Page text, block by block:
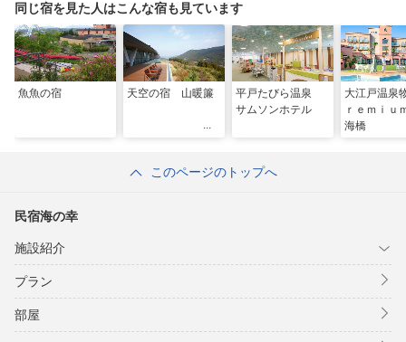
同じ宿を見た人はこんな宿も見ています
魚魚の宿 天空の宿 山暖簾
平戸たびら温泉
サムソンホテル
大江戸温泉
ｒｅｍｉ
海橋
このページのトップへ
民宿海の幸
施設紹介
プラン
部屋